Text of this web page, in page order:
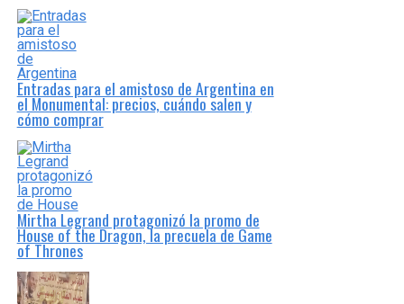
Entradas para el amistoso de Argentina en
el Monumental: precios, cuándo salen y
cómo comprar
Mirtha Legrand protagonizó la promo de
House of the Dragon, la precuela de Game
of Thrones